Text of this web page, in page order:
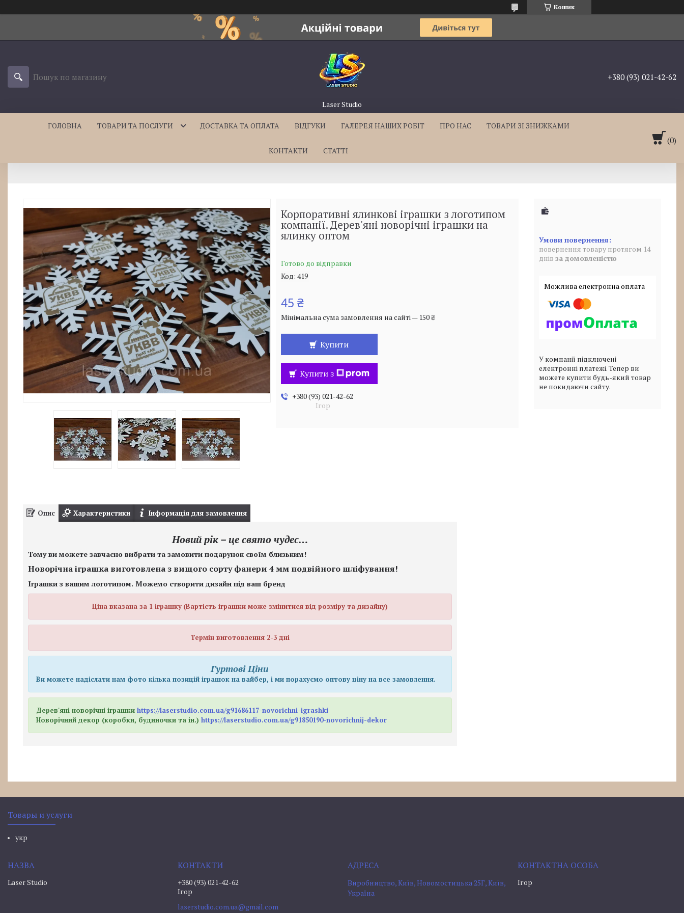
Кошик
Laser Studio
+380 (93) 021-42-62
ГОЛОВНА ТОВАРИ ТА ПОСЛУГИ ДОСТАВКА ТА ОПЛАТА ВІДГУКИ ГАЛЕРЕЯ НАШИХ РОБІТ ПРО НАС ТОВАРИ ЗІ ЗНИЖКАМИ
КОНТАКТИ СТАТТІ
Корпоративні ялинкові іграшки з логотипом
компанії. Дерев'яні новорічні іграшки на
ялинку оптом
Готово до відправки
Код: 419
45 ₴
Мінімальна сума замовлення на сайті — 150 ₴
Купити
Купити з
+380 (93) 021-42-62
Ігор
повернення товару протягом 14
днів за домовленістю
У компанії підключені
електронні платежі. Тепер ви
можете купити будь-який товар
не покидаючи сайту.
Опис Характеристики Інформація для замовлення
Новий рік – це свято чудес…
Тому ви можете завчасно вибрати та замовити подарунок своїм близьким!
Новорічна іграшка виготовлена з вищого сорту фанери 4 мм подвійного шліфування!
Іграшки з вашим логотипом. Можемо створити дизайн під ваш бренд
Ціна вказана за 1 іграшку (Вартість іграшки може змінитися від розміру та дизайну)
Термін виготовлення 2-3 дні
Гуртові Ціни
Ви можете надіслати нам фото кілька позицій іграшок на вайбер, і ми порахуємо оптову ціну на все замовлення.
Дерев'яні новорічні іграшки https://laserstudio.com.ua/g91686117-novorichni-igrashki
Новорічний декор (коробки, будиночки та ін.) https://laserstudio.com.ua/g91850190-novorichnij-dekor
Товары и услуги
укр
Laser Studio
+380 (93) 021-42-62
Ігор
laserstudio.com.ua@gmail.com
Виробництво, Київ, Новомостицька 25Г, Київ,
Україна
Ігор